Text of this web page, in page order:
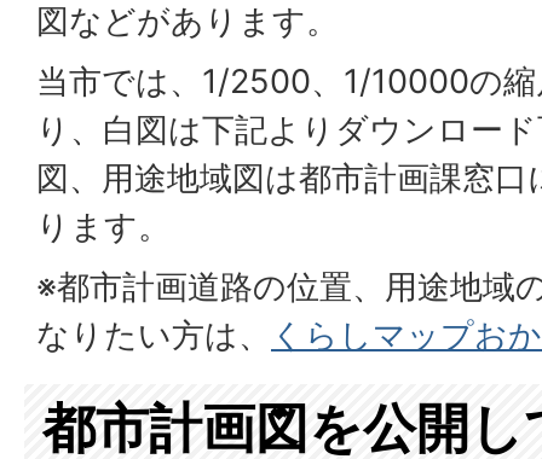
図などがあります。
当市では、1/2500、1/10000の
り、白図は下記よりダウンロー
図、用途地域図は都市計画課窓
ります。
※都市計画道路の位置、用途地域
なりたい方は、
くらしマップお
都市計画図を公開